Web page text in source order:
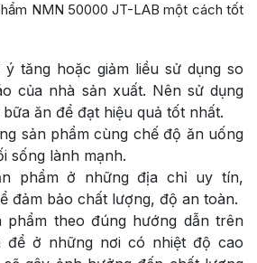
NMN 50000 JT-LAB một cách tốt
tăng hoặc giảm liều sử dụng so
của nhà sản xuất. Nên sử dụng
ăn để đạt hiệu quả tốt nhất.
sản phẩm cùng chế độ ăn uống
sống lành mạnh.
phẩm ở những địa chỉ uy tín,
đảm bảo chất lượng, độ an toàn.
phẩm theo đúng hướng dẫn trên
để ở những nơi có nhiệt độ cao